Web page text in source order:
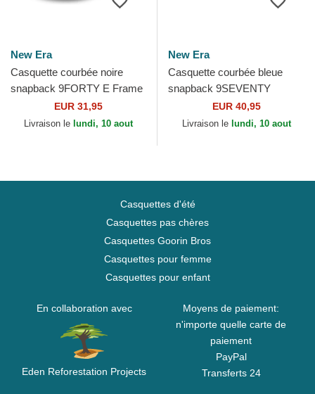
New Era
Casquette courbée noire
snapback 9FORTY E Frame
Metallic Los Angeles Lakers
NBA New Era
EUR 31,95
Livraison le lundi, 10 aout
New Era
Casquette courbée bleue
snapback 9SEVENTY
Stretch Snap Clubhouse Los
Angeles Dodgers MLB New
EUR 40,95
Livraison le lundi, 10 aout
Casquettes d'été
Casquettes pas chères
Casquettes Goorin Bros
Casquettes pour femme
Casquettes pour enfant
En collaboration avec
Eden Reforestation Projects
Moyens de paiement:
n'importe quelle carte de
paiement
PayPal
Transferts 24